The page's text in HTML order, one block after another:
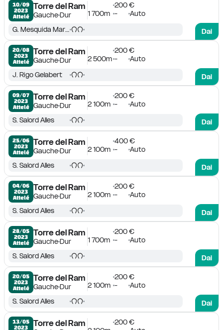
10/09
2023
Attelé
Torre del Ram
GaucheDur
200 €
1 700m -
Auto
Dai
G. Mesquida Marques
20/08
2023
Attelé
Torre del Ram
GaucheDur
200 €
2 500m -
Auto
Dai
J. Rigo Gelabert
09/07
2023
Attelé
Torre del Ram
GaucheDur
200 €
2 100m -
Auto
Dai
S. Salord Alles
25/06
2023
Attelé
Torre del Ram
GaucheDur
400 €
2 100m -
Auto
Dai
S. Salord Alles
04/06
2023
Attelé
Torre del Ram
GaucheDur
200 €
2 100m -
Auto
Dai
S. Salord Alles
28/05
2023
Attelé
Torre del Ram
GaucheDur
200 €
1 700m -
Auto
Dai
S. Salord Alles
20/05
2023
Attelé
Torre del Ram
GaucheDur
200 €
2 100m -
Auto
Dai
S. Salord Alles
13/05
2023
Torre del Ram
200 €